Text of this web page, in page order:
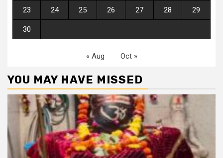
23 24 25 26 27 28 29
30
« Aug Oct »
YOU MAY HAVE MISSED